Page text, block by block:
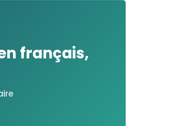
français,